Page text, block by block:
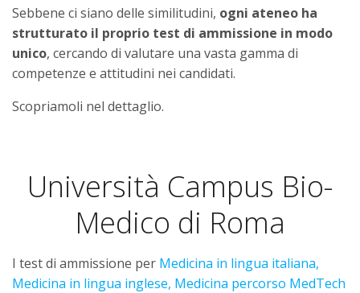
Sebbene ci siano delle similitudini, ogni ateneo ha
strutturato il proprio test di ammissione in modo
unico, cercando di valutare una vasta gamma di
competenze e attitudini nei candidati.
Scopriamoli nel dettaglio.
Università Campus Bio-
Medico di Roma
I test di ammissione per Medicina in lingua italiana,
Medicina in lingua inglese, Medicina percorso MedTech